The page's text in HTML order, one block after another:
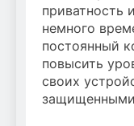
приватность
немного
постоянный
повысить
своих
защищенными